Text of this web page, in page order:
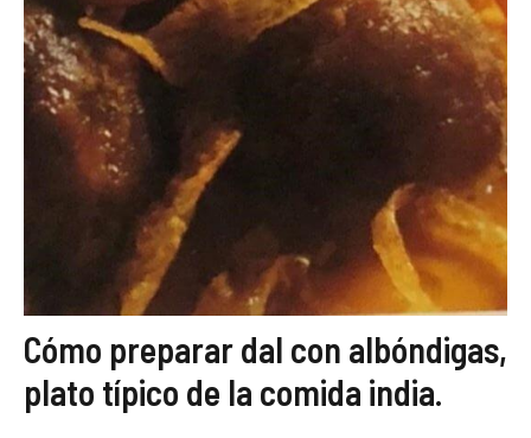
Cómo preparar dal con albóndigas,
plato típico de la comida india.